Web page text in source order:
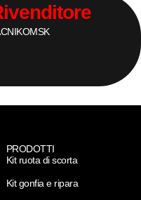
SK
PRODOTTI
Kit ruota di scorta
Kit gonfia e ripara